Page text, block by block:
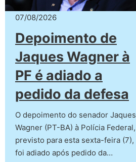
07/08/2026
Depoimento de
Jaques Wagner à
PF é adiado a
pedido da defesa
O depoimento do senador Jaques
Wagner (PT-BA) à Polícia Federal,
previsto para esta sexta-feira (7),
foi adiado após pedido da…